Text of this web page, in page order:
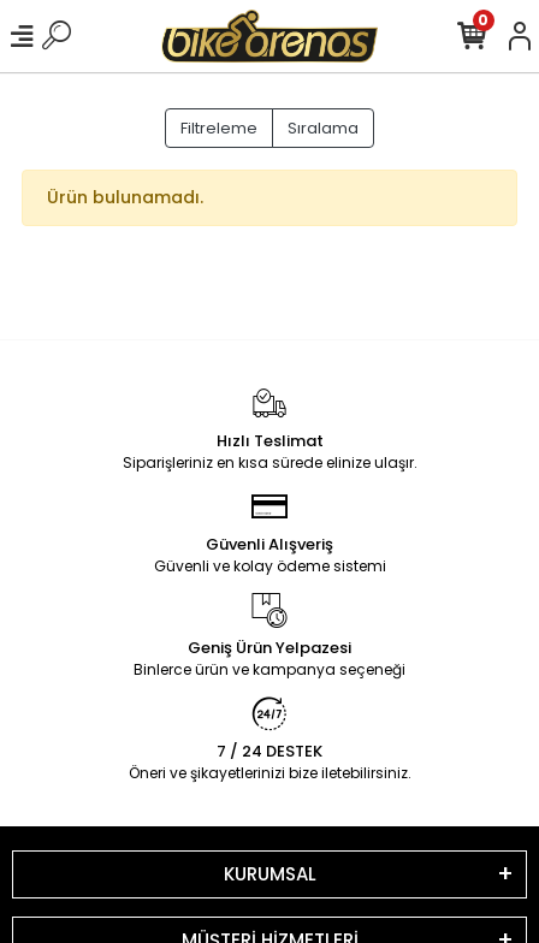
0
Filtreleme Sıralama
Ürün bulunamadı.
Hızlı Teslimat
Siparişleriniz en kısa sürede elinize ulaşır.
Güvenli Alışveriş
Güvenli ve kolay ödeme sistemi
Geniş Ürün Yelpazesi
Binlerce ürün ve kampanya seçeneği
7 / 24 DESTEK
Öneri ve şikayetlerinizi bize iletebilirsiniz.
KURUMSAL